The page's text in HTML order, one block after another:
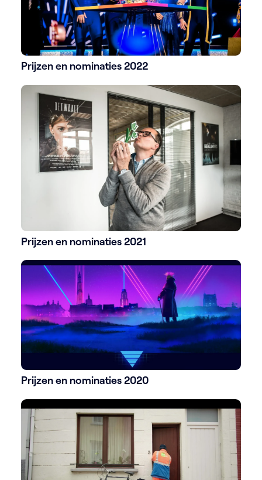
Prijzen en nominaties 2022
Prijzen en nominaties 2021
Prijzen en nominaties 2020